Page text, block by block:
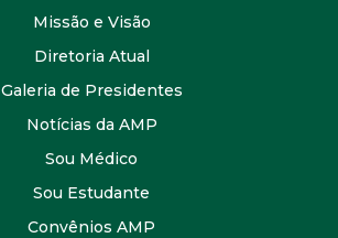
Missão e Visão
Diretoria Atual
Galeria de Presidentes
Notícias da AMP
Sou Médico
Sou Estudante
Convênios AMP